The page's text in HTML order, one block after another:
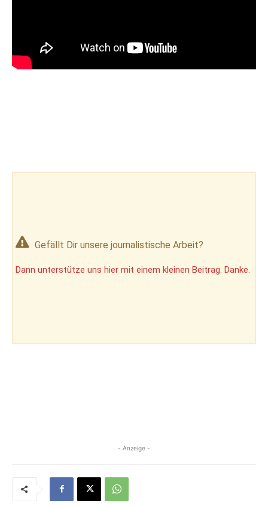
Gefällt Dir unsere journalistische Arbeit?
Dann unterstütze uns hier mit einem kleinen Beitrag. Danke.
- Anzeige -